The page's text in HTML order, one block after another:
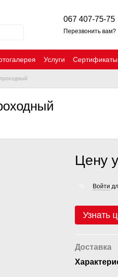
067 407-75-75
Перезвонить вам?
Услуги Сертификаты
Цену
Войти
Узнать
Доставка